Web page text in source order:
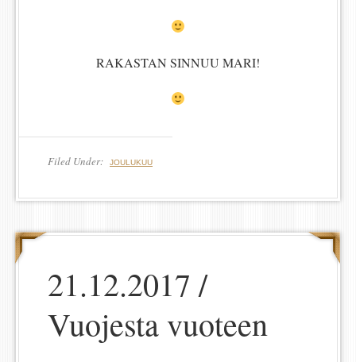
RAKASTAN SINNUU MARI!
Filed Under: JOULUKUU
21.12.2017 /
Vuojesta vuoteen